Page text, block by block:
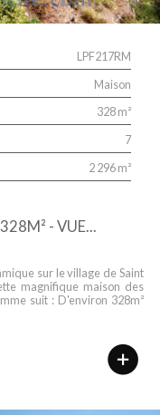
LPF217RM
Maison
328 m²
7
2 296 m²
- VUE...
sur le village de Saint
magnifique maison des
suit : D'environ 328m²